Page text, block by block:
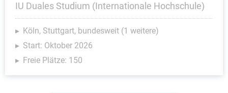
IU Duales Studium (Internationale Hochschule)
Köln, Stuttgart, bundesweit (1 weitere)
Start: Oktober 2026
Freie Plätze: 150